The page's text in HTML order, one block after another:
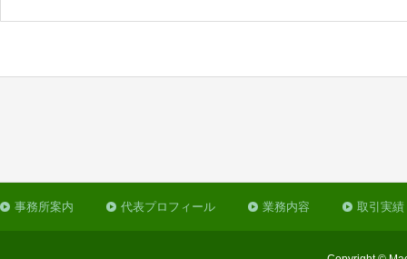
事務所案内 代表プロフィール 業務内容 取引実績